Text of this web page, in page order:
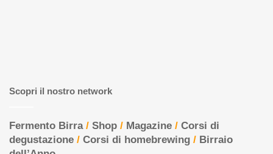
Scopri il nostro network
Fermento Birra/ Shop / Magazine / Corsi di
degustazione / Corsi di homebrewing / Birraio